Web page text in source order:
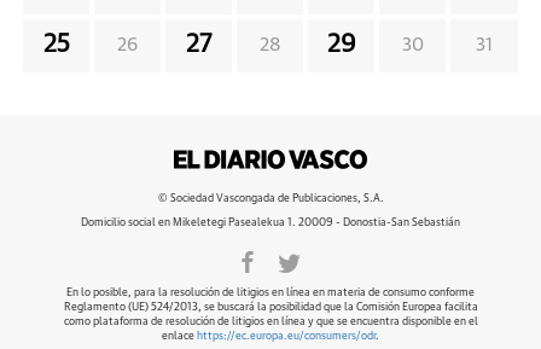
25 26 27 28 29 30 31
© Sociedad Vascongada de Publicaciones, S.A.
Domicilio social en Mikeletegi Pasealekua 1. 20009 - Donostia-San Sebastián
En lo posible, para la resolución de litigios en línea en materia de consumo conforme
Reglamento (UE) 524/2013, se buscará la posibilidad que la Comisión Europea facilita
como plataforma de resolución de litigios en línea y que se encuentra disponible en el
enlace https://ec.europa.eu/consumers/odr.